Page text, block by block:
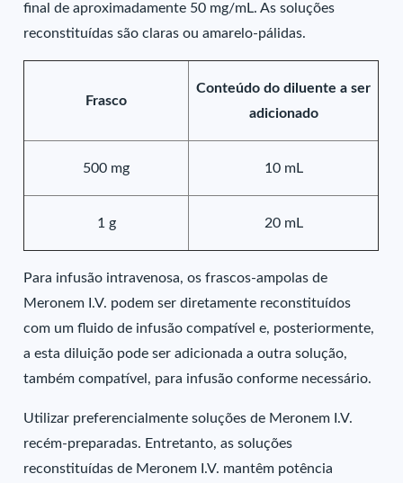
final de aproximadamente 50 mg/mL. As soluções
reconstituídas são claras ou amarelo-pálidas.
Frasco
Conteúdo do diluente a ser
adicionado
500 mg 10 mL
1 g 20 mL
Para infusão intravenosa, os frascos-ampolas de
Meronem I.V. podem ser diretamente reconstituídos
com um fluido de infusão compatível e, posteriormente,
a esta diluição pode ser adicionada a outra solução,
também compatível, para infusão conforme necessário.
Utilizar preferencialmente soluções de Meronem I.V.
recém-preparadas. Entretanto, as soluções
reconstituídas de Meronem I.V. mantêm potência